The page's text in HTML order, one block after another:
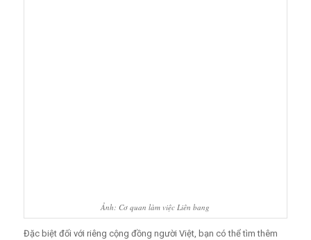
Ảnh: Cơ quan làm việc Liên bang
Đặc biệt đối với riêng cộng đồng người Việt, bạn có thể tìm thêm